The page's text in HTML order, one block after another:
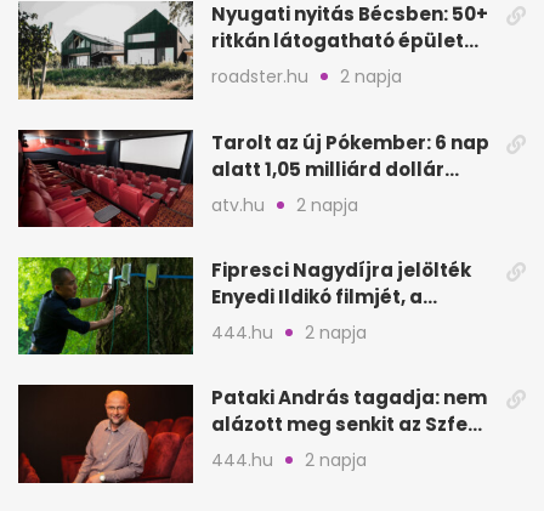
Nyugati nyitás Bécsben: 50+
ritkán látogatható épület
nyílik meg
roadster.hu 2 napja
Tarolt az új Pókember: 6 nap
alatt 1,05 milliárd dollár
bevétel
atv.hu 2 napja
Fipresci Nagydíjra jelölték
Enyedi Ildikó filmjét, a
Csendes barátot
444.hu 2 napja
Pataki András tagadja: nem
alázott meg senkit az Szfe
felvételijén
444.hu 2 napja